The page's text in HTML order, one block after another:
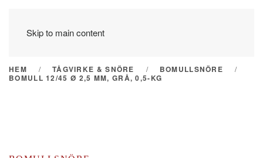
Skip to main content
HEM TÅGVIRKE & SNÖRE
BOMULLSNÖRE
BOMULL 12/45 Ø 2,5 MM, GRÅ, 0,5-KG